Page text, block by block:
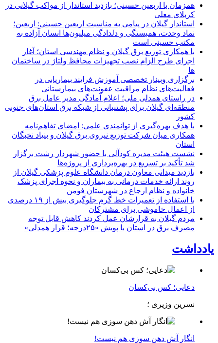
همزمان با اربعین حسینی؛ بازدید استاندار از مواکب گیلانی در
کربلای معلی
استاندار گیلان در پیامی به مناسبت اربعین حسینی: اربعین؛
نماد وحدت، همبستگی و دلدادگی میلیون‌ها انسان آزاده به
مکتب حسینی است
با همکاری توزیع برق گیلان و نظام مهندسی استان؛ آغاز
اجرای طرح الزام نصب تجهیزات محافظ ولتاژ در ساختمان
ها
برگزاری وبینار تخصصی آموزش فرایند بیماریابی در
فعالیت‌های نظام مراقبت عفونت‌های بیمارستانی
در راستای همدلی ملی؛ اعلام آمادگی مدیر عامل برق
منطقه‌ای گیلان برای پشتیبانی از شبكه برق استان‌های جنوبی
كشور
با هدف بهره‌گیری از توانمندی علمی: امضای تفاهم‌نامه
همكاری میان شركت توزیع نیروی برق گیلان و بنیاد نخبگان
استان
نشست هیئت مدیره کودآلی با حضور شهردار رشت برگزار
شد تأکید بر تسریع در بهره‌برداری از پروژه‌ها
بازدید میدانی معاون درمان دانشگاه علوم پزشکی گیلان از
روند ارائه خدمات درمانی به بیماران و نحوه اجرای پزشک
خانواده و نظام ارجاع در شهرستان فومن
با استفاده از تعمیرات خط گرم جلوگیری بیش از ۱۹ درصدی
از اعمال خاموشی برای مشتركان
مردم گیلان به قرارشان عمل کردند كاهش قابل توجه
مصرف برق در استان با پویش «۲۵درجه؛ قرار همدلی»
یادداشت
دعایی؛ کس بی‌کسان
نسرین وزیری ؛
انگار آش دهن سوزی هم نیست!